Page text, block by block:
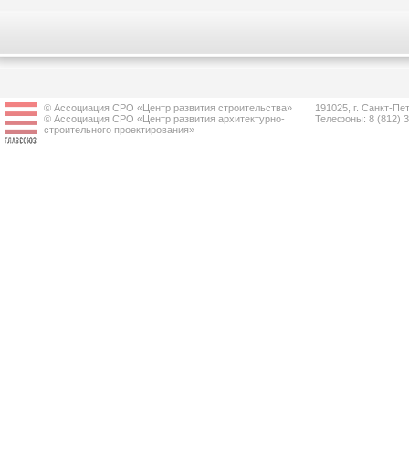
© Ассоциация СРО «Центр развития строительства»
© Ассоциация СРО «Центр развития архитектурно-
строительного проектирования»
191025, г. Санкт-
Телефоны: 8 (812)